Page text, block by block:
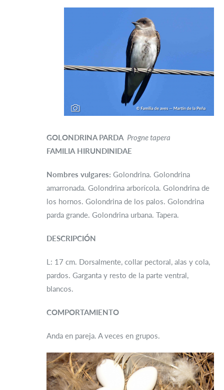
GOLONDRINA PARDA Progne tapera
FAMILIA HIRUNDINIDAE
Nombres vulgares: Golondrina. Golondrina
amarronada. Golondrina arborícola. Golondrina de
los hornos. Golondrina de los palos. Golondrina
parda grande. Golondrina urbana. Tapera.
DESCRIPCIÓN
L: 17 cm. Dorsalmente, collar pectoral, alas y cola,
pardos. Garganta y resto de la parte ventral,
blancos.
COMPORTAMIENTO
Anda en pareja. A veces en grupos.